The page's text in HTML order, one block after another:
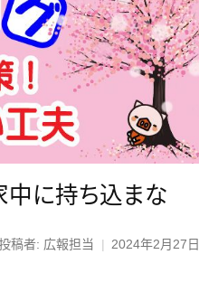
中に持ち込まな
稿者: 広報担当 | 2024年2月27日